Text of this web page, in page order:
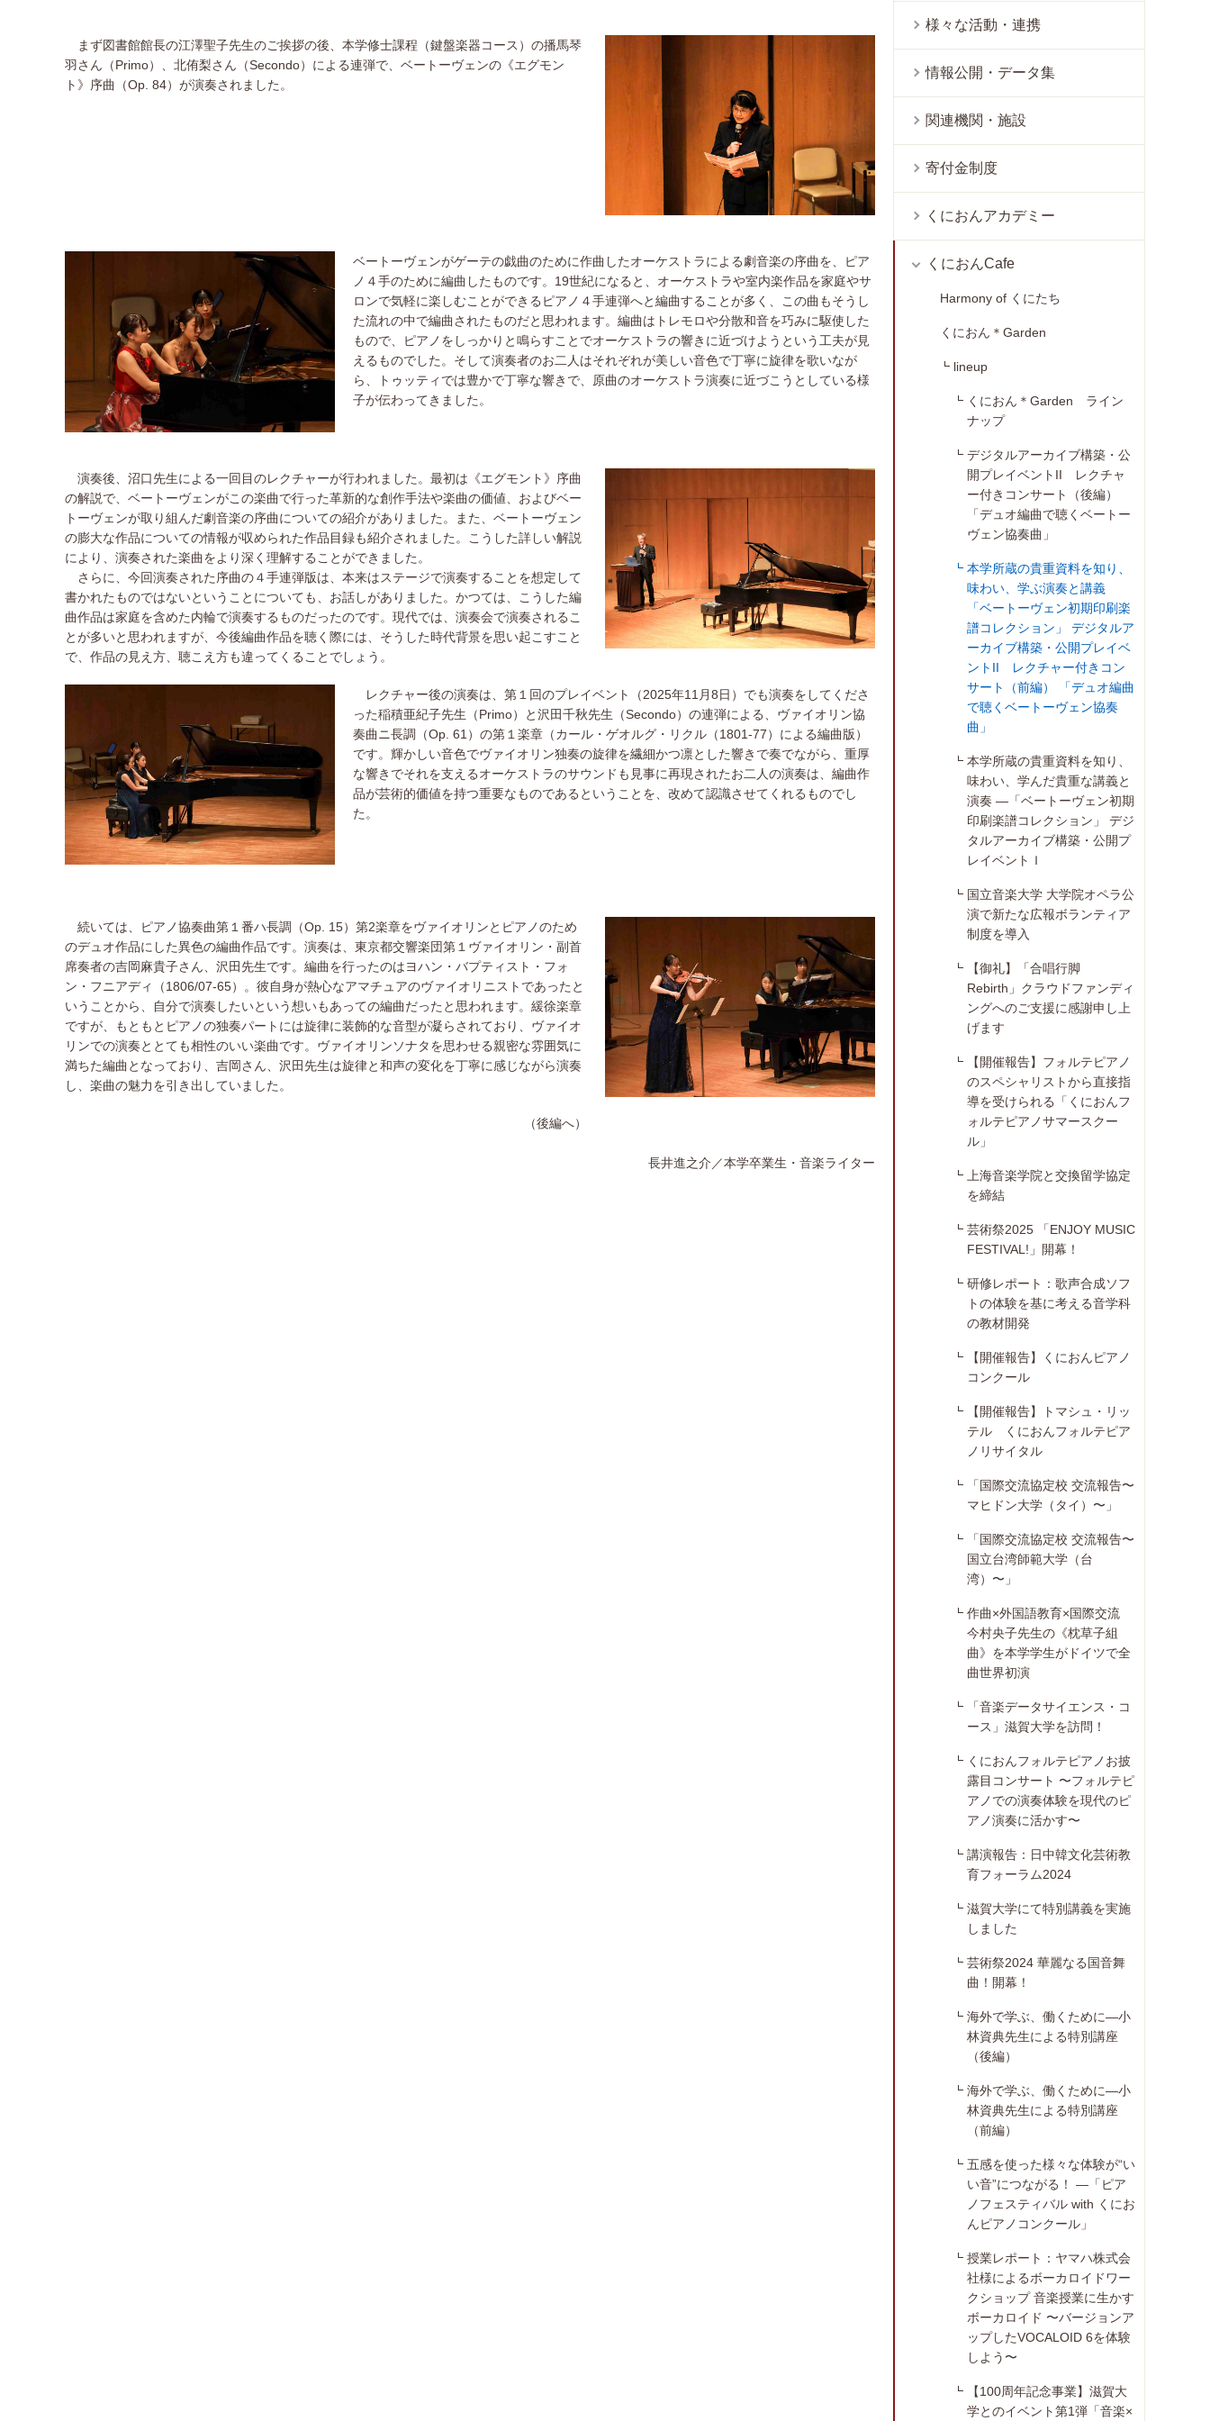
まず図書館館長の江澤聖子先生のご挨拶の後、本学修士課程（鍵盤楽器コース）の播馬琴
羽さん（Primo）、北侑梨さん（Secondo）による連弾で、ベートーヴェンの《エグモン
ト》序曲（Op. 84）が演奏されました。
ベートーヴェンがゲーテの戯曲のために作曲したオーケストラによる劇音楽の序曲を、ピア
ノ４手のために編曲したものです。19世紀になると、オーケストラや室内楽作品を家庭やサ
ロンで気軽に楽しむことができるピアノ４手連弾へと編曲することが多く、この曲もそうし
た流れの中で編曲されたものだと思われます。編曲はトレモロや分散和音を巧みに駆使した
もので、ピアノをしっかりと鳴らすことでオーケストラの響きに近づけようという工夫が見
えるものでした。そして演奏者のお二人はそれぞれが美しい音色で丁寧に旋律を歌いなが
ら、トゥッティでは豊かで丁寧な響きで、原曲のオーケストラ演奏に近づこうとしている様
子が伝わってきました。
演奏後、沼口先生による一回目のレクチャーが行われました。最初は《エグモント》序曲
の解説で、ベートーヴェンがこの楽曲で行った革新的な創作手法や楽曲の価値、およびベー
トーヴェンが取り組んだ劇音楽の序曲についての紹介がありました。また、ベートーヴェン
の膨大な作品についての情報が収められた作品目録も紹介されました。こうした詳しい解説
により、演奏された楽曲をより深く理解することができました。
さらに、今回演奏された序曲の４手連弾版は、本来はステージで演奏することを想定して
書かれたものではないということについても、お話しがありました。かつては、こうした編
曲作品は家庭を含めた内輪で演奏するものだったのです。現代では、演奏会で演奏されるこ
とが多いと思われますが、今後編曲作品を聴く際には、そうした時代背景を思い起こすこと
で、作品の見え方、聴こえ方も違ってくることでしょう。
レクチャー後の演奏は、第１回のプレイベント（2025年11月8日）でも演奏をしてくださ
った稲積亜紀子先生（Primo）と沢田千秋先生（Secondo）の連弾による、ヴァイオリン協
奏曲ニ長調（Op. 61）の第１楽章（カール・ゲオルグ・リクル（1801-77）による編曲版）
です。輝かしい音色でヴァイオリン独奏の旋律を繊細かつ凛とした響きで奏でながら、重厚
な響きでそれを支えるオーケストラのサウンドも見事に再現されたお二人の演奏は、編曲作
品が芸術的価値を持つ重要なものであるということを、改めて認識させてくれるものでし
た。
続いては、ピアノ協奏曲第１番ハ長調（Op. 15）第2楽章をヴァイオリンとピアノのため
のデュオ作品にした異色の編曲作品です。演奏は、東京都交響楽団第１ヴァイオリン・副首
席奏者の吉岡麻貴子さん、沢田先生です。編曲を行ったのはヨハン・バプティスト・フォ
ン・フニアディ（1806/07-65）。彼自身が熱心なアマチュアのヴァイオリニストであったと
いうことから、自分で演奏したいという想いもあっての編曲だったと思われます。緩徐楽章
ですが、もともとピアノの独奏パートには旋律に装飾的な音型が凝らされており、ヴァイオ
リンでの演奏ととても相性のいい楽曲です。ヴァイオリンソナタを思わせる親密な雰囲気に
満ちた編曲となっており、吉岡さん、沢田先生は旋律と和声の変化を丁寧に感じながら演奏
し、楽曲の魅力を引き出していました。
（後編へ）
長井進之介／本学卒業生・音楽ライター
様々な活動・連携
情報公開・データ集
関連機関・施設
寄付金制度
くにおんアカデミー
くにおんCafe
Harmony of くにたち
くにおん＊Garden
lineup
くにおん＊Garden ライン
ナップ
デジタルアーカイブ構築・公
開プレイベントII レクチャ
ー付きコンサート（後編）
「デュオ編曲で聴くベートー
ヴェン協奏曲」
本学所蔵の貴重資料を知り、
味わい、学ぶ演奏と講義
「ベートーヴェン初期印刷楽
譜コレクション」 デジタルア
ーカイブ構築・公開プレイベ
ントII レクチャー付きコン
サート（前編） 「デュオ編曲
で聴くベートーヴェン協奏
曲」
本学所蔵の貴重資料を知り、
味わい、学んだ貴重な講義と
演奏 ―「ベートーヴェン初期
印刷楽譜コレクション」 デジ
タルアーカイブ構築・公開プ
レイベントＩ
国立音楽大学 大学院オペラ公
演で新たな広報ボランティア
制度を導入
【御礼】「合唱行脚
Rebirth」クラウドファンディ
ングへのご支援に感謝申し上
げます
【開催報告】フォルテピアノ
のスペシャリストから直接指
導を受けられる「くにおんフ
ォルテピアノサマースクー
ル」
上海音楽学院と交換留学協定
を締結
芸術祭2025 「ENJOY MUSIC
FESTIVAL!」開幕！
研修レポート：歌声合成ソフ
トの体験を基に考える音学科
の教材開発
【開催報告】くにおんピアノ
コンクール
【開催報告】トマシュ・リッ
テル くにおんフォルテピア
ノリサイタル
「国際交流協定校 交流報告〜
マヒドン大学（タイ）〜」
「国際交流協定校 交流報告〜
国立台湾師範大学（台
湾）〜」
作曲×外国語教育×国際交流
今村央子先生の《枕草子組
曲》を本学学生がドイツで全
曲世界初演
「音楽データサイエンス・コ
ース」滋賀大学を訪問！
くにおんフォルテピアノお披
露目コンサート 〜フォルテピ
アノでの演奏体験を現代のピ
アノ演奏に活かす〜
講演報告：日中韓文化芸術教
育フォーラム2024
滋賀大学にて特別講義を実施
しました
芸術祭2024 華麗なる国音舞
曲！開幕！
海外で学ぶ、働くために―小
林資典先生による特別講座
（後編）
海外で学ぶ、働くために―小
林資典先生による特別講座
（前編）
五感を使った様々な体験が“い
い音”につながる！ ―「ピア
ノフェスティバル with くにお
んピアノコンクール」
授業レポート：ヤマハ株式会
社様によるボーカロイドワー
クショップ 音楽授業に生かす
ボーカロイド 〜バージョンア
ップしたVOCALOID 6を体験
しよう〜
【100周年記念事業】滋賀大
学とのイベント第1弾「音楽×